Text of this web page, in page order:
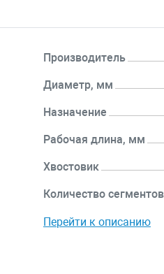
Производитель
Диаметр, мм
Назначение
Рабочая длина, мм
Хвостовик
Количество сегментов
Перейти к описанию